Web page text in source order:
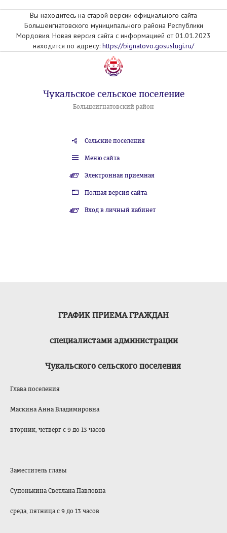
Вы находитесь на старой версии официального сайта
Большеигнатовского муниципального района Республики
Мордовия. Новая версия сайта с информацией от 01.01.2023
находится по адресу: https://bignatovo.gosuslugi.ru/
Чукальское сельское поселение
Большеигнатовский район
Сельские поселения
Меню сайта
Электронная приемная
Полная версия сайта
Вход в личный кабинет
ГРАФИК ПРИЕМА ГРАЖДАН
специалистами администрации
Чукальского сельского поселения
Глава поселения
Маскина Анна Владимировна
вторник, четверг с 9 до 13 часов
Заместитель главы
Супонькина Светлана Павловна
среда, пятница с 9 до 13 часов